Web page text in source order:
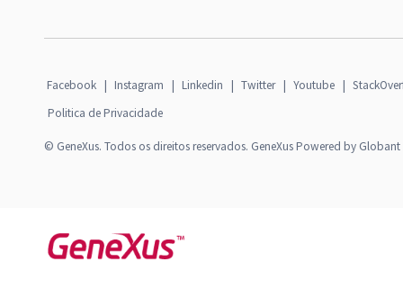
Facebook | Instagram | Linkedin | Twitter | Youtube |
Politica de Privacidade
© GeneXus. Todos os direitos reservados. GeneXus Powered by Globant